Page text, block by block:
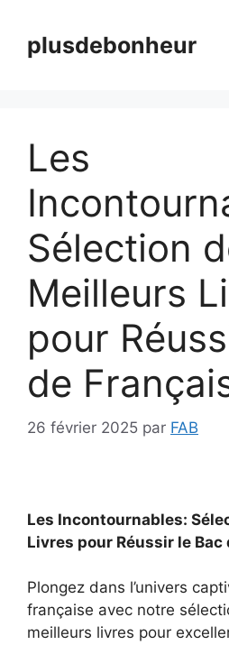
contenuplusdebonheur
Les
Sélection
Meilleurs
pour
de
26 février 2025 par FAB
Les Incontournables:
Livres pour Réussir le
Plongez dans l’univers
française avec notre
meilleurs livres pour